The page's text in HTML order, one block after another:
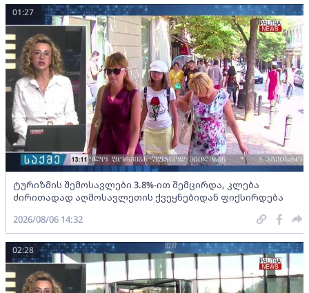
ტურიზმის შემოსავლები 3.8%-ით შემცირდა, კლება
ძირითადად აღმოსავლეთის ქვეყნებიდან ფიქსირდება
01:27
2026/08/06 14:32
02:28